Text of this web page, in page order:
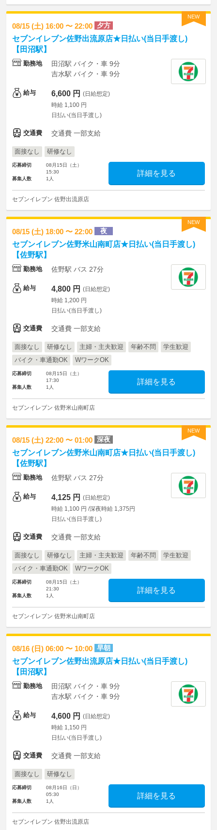
NEW
08/15 (土) 16:00 〜 22:00 夕方
セブンイレブン佐野出流原店★日払い(当日手渡し)
【田沼駅】
勤務地
田沼駅 バイク・車 9分
吉水駅 バイク・車 9分
給与 6,600 円 (日給想定)
時給 1,100 円
日払い(当日手渡し)
交通費 交通費 一部支給
面接なし 研修なし
応募締切
08月15日（土）
15:30
募集人数
1人
詳細を見る
セブンイレブン 佐野出流原店
NEW
08/15 (土) 18:00 〜 22:00 夜
セブンイレブン佐野米山南町店★日払い(当日手渡し)
【佐野駅】
勤務地 佐野駅 バス 27分
給与 4,800 円 (日給想定)
時給 1,200 円
日払い(当日手渡し)
交通費 交通費 一部支給
面接なし 研修なし 主婦・主夫歓迎 年齢不問
学生歓迎
バイク・車通勤OK
WワークOK
応募締切
08月15日（土）
17:30
募集人数
1人
詳細を見る
セブンイレブン 佐野米山南町店
NEW
08/15 (土) 22:00 〜 01:00 深夜
セブンイレブン佐野米山南町店★日払い(当日手渡し)
【佐野駅】
勤務地 佐野駅 バス 27分
給与 4,125 円 (日給想定)
時給 1,100 円 /深夜時給 1,375円
日払い(当日手渡し)
交通費 交通費 一部支給
面接なし 研修なし 主婦・主夫歓迎 年齢不問
学生歓迎
バイク・車通勤OK
WワークOK
応募締切
08月15日（土）
21:30
募集人数
1人
詳細を見る
セブンイレブン 佐野米山南町店
08/16 (日) 06:00 〜 10:00 早朝
セブンイレブン佐野出流原店★日払い(当日手渡し)
【田沼駅】
勤務地
田沼駅 バイク・車 9分
吉水駅 バイク・車 9分
給与 4,600 円 (日給想定)
時給 1,150 円
日払い(当日手渡し)
交通費 交通費 一部支給
面接なし 研修なし
応募締切
08月16日（日）
05:30
募集人数
1人
詳細を見る
セブンイレブン 佐野出流原店